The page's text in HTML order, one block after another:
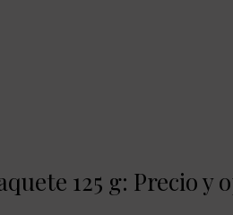
125 g: Precio y